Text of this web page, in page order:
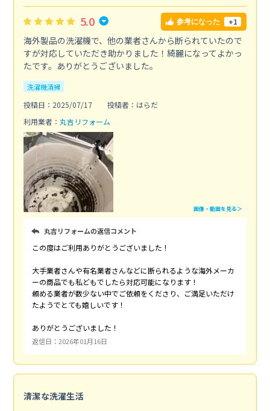
5.0 参考になった +1
海外製品の洗濯機で、他の業者さんから断られていたので
すが対応していただき助かりました！綺麗になってよかっ
たです。ありがとうございました。
洗濯機清掃
投稿日：2025/07/17
投稿者：はらだ
利用業者： 丸吉リフォーム
画像・動画を見る＞
丸吉リフォームの返信コメント
この度はご利用ありがとうございました！
大手業者さんや有名業者さんなどに断られるような海外メーカ
ーの商品でも私どもでしたら対応可能になります！
頼める業者が数少ない中でご依頼をくださり、ご満足いただけ
たようでとても嬉しいです！
ありがとうございました！
返信日：2026年01月16日
清潔な洗濯生活